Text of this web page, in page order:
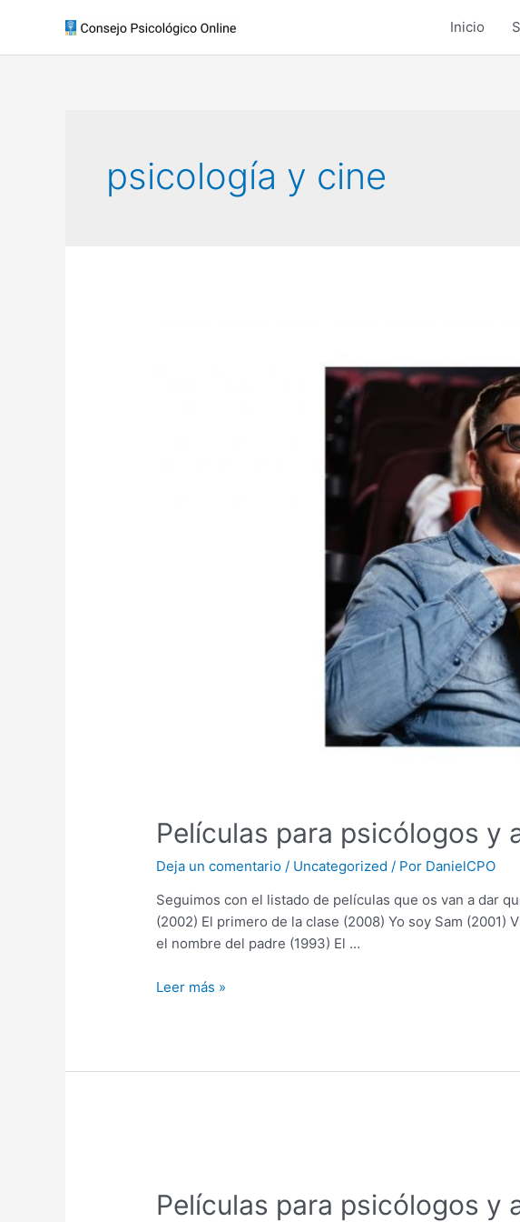
Inicio
psicología y cine
Películas para psicólogos y
Deja un comentario / Uncategorized / Por DanielCPO
Seguimos con el listado de películas que os van a dar
(2002) El primero de la clase (2008) Yo soy Sam (2001)
el nombre del padre (1993) El …
Leer más »
Películas para psicólogos y